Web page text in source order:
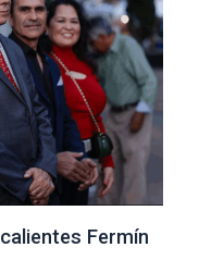
Fermín